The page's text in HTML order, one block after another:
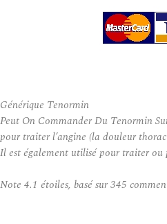
Générique Tenormin
Peut On Commander Du Tenormin
pour traiter l’angine (la douleur
Il est également utilisé pour traiter ou
Note 4.1 étoiles, basé sur345